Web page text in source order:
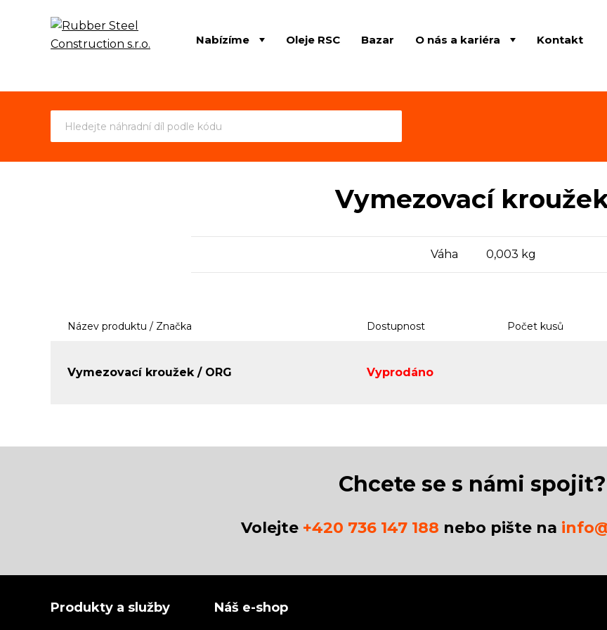
Nabízíme Oleje RSC Bazar O nás a kariéra Kontakt
Vymezovací
Váha 0,003 kg
Název produktu / Značka Dostupnost Počet kusů
Vymezovací kroužek / ORG Vyprodáno
Chcete se s námi spojit?
Volejte +420 736 147 188 nebo pište na
Produkty a služby Náš e-shop